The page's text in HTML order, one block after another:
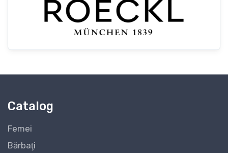
Catalog
Femei
Bărbaţi